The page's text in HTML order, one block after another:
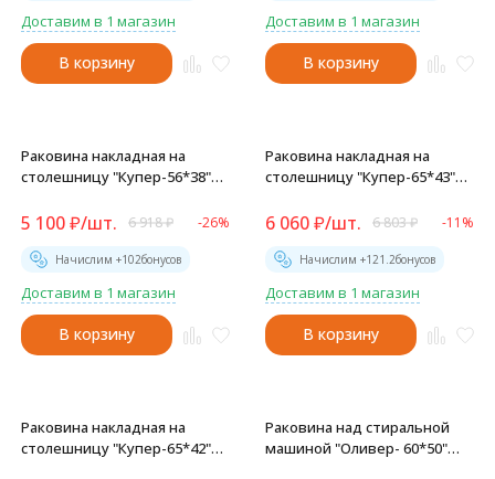
Доставим в 1 магазин
В корзину
Доставим в 1 магазин
В корзину
Раковина накладная на
столешницу "Купер-56*38"
5 100₽/шт. 6 918₽ -26%
Начислим +102бонусов
Доставим в 1 магазин
В корзину
Раковина накладная на
столешницу "Купер-65*43"
(Kirovit) -
6 060₽/шт. 6 803₽ -11%
Начислим +121.2бонусов
Доставим в 1 магазин
В корзину
Раковина накладная на
столешницу "Купер-65*42"
Раковина над стиральной
машиной "Оливер- 60*50"